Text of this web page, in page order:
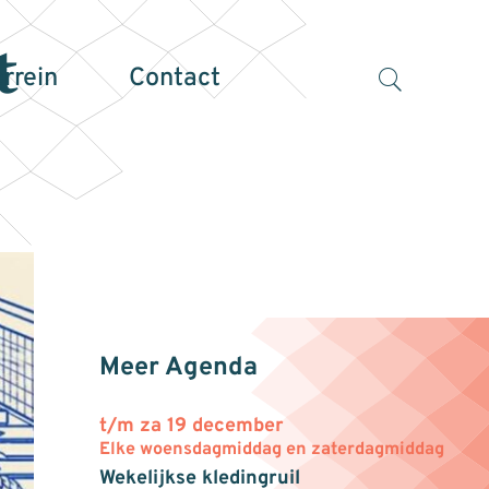
Contact
Meer Agenda
t/m za 19 december
Elke woensdagmiddag en zaterdagmiddag
Wekelijkse kledingruil